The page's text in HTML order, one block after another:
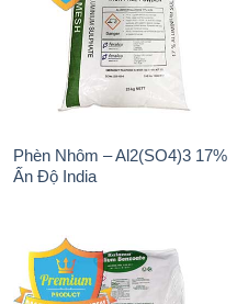
Phèn Nhôm – Al2(SO4)3 17%
Ấn Độ India